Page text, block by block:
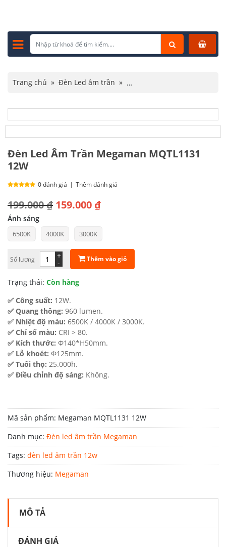
Trang chủ » Đèn Led âm trần »
Đèn Led Âm Trần Megaman MQTL1131 12W
Đèn Led Âm Trần Megaman MQTL1131
12W
0 đánh giá | Thêm đánh giá
199.000₫
Giá
gốc
là:
199.000 ₫.
159.000 ₫
Giá
hiện
tại
159.000 ₫.
Ánh sáng
6500K 4000K 3000K
Số lượng -
+ Thêm vào giỏ
Trạng thái: Còn hàng
✅ Công suất: 12W.
✅ Quang thông: 960 lumen.
✅ Nhiệt độ màu: 6500K / 4000K / 3000K.
✅ Chỉ số màu: CRI > 80.
✅ Kích thước: Φ140*H50mm.
✅ Lỗ khoét: Φ125mm.
✅ Tuổi thọ: 25.000h.
✅ Điều chỉnh độ sáng: Không.
Mã sản phẩm: Megaman MQTL1131 12W
Danh mục: Đèn led âm trần Megaman
Tags: đèn led âm trần 12w
Thương hiệu: Megaman
MÔ TẢ
ĐÁNH GIÁ